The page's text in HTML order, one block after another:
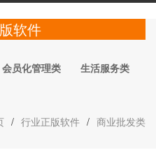
软件
会员化管理类 生活服务类
/ 行业正版软件 / 商业批发类